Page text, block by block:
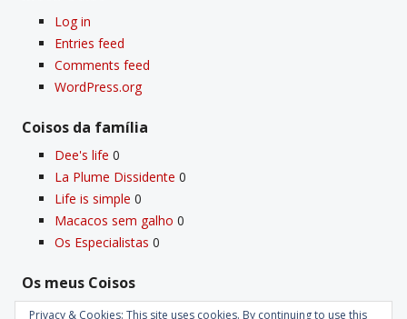
Log in
Entries feed
Comments feed
WordPress.org
Coisos da famí­lia
Dee's life 0
La Plume Dissidente 0
Life is simple 0
Macacos sem galho 0
Os Especialistas 0
Os meus Coisos
Deus0
Privacy & Cookies: This site uses cookies. By continuing to use this